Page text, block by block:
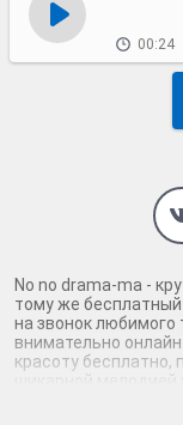
00:24
No no drama-ma -
тому же
на звонок
внимательно
красоту бесплатно,
шикарной мелодией
первым, кто